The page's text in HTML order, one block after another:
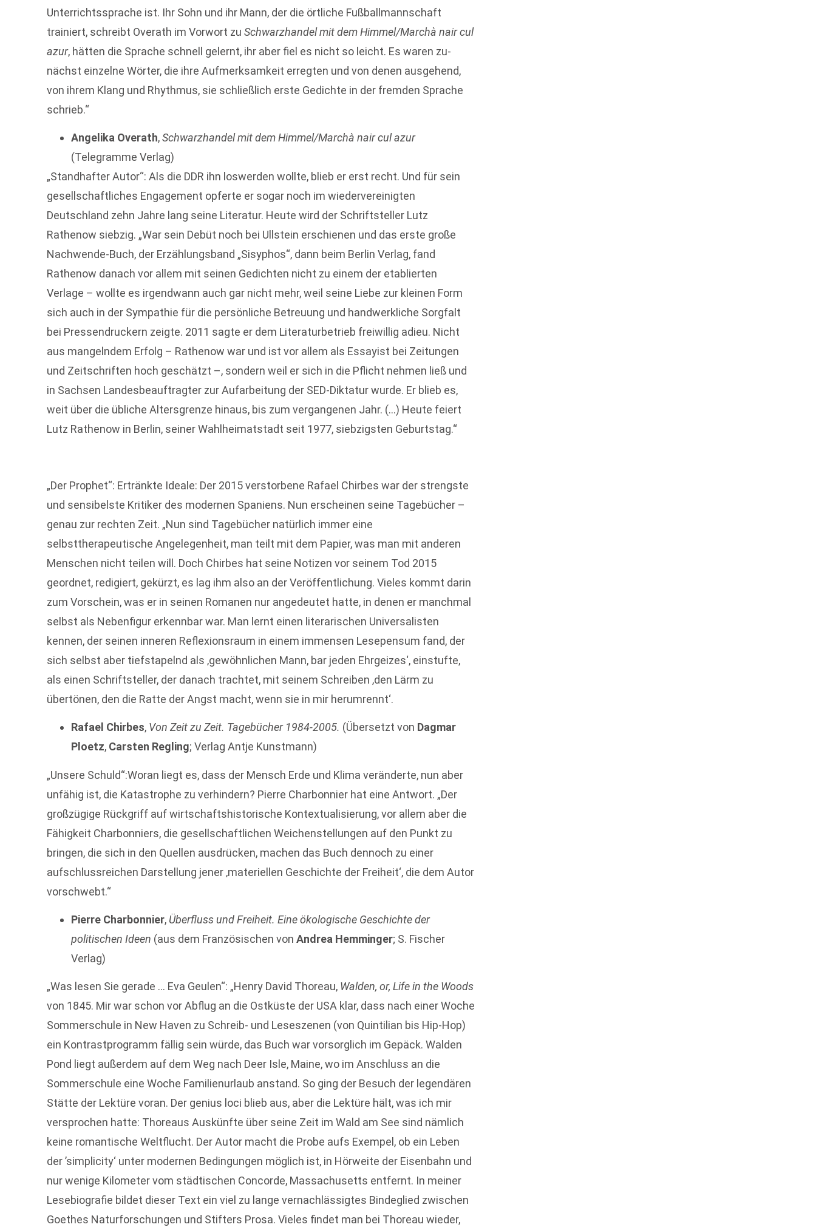
Unterrichtssprache ist. Ihr Sohn und ihr Mann, der die örtliche Fußballmannschaft
trainiert, schreibt Overath im Vorwort zuSchwarzhandel mit dem Himmel/Marchà nair cul
azur, hätten die Sprache schnell gelernt, ihr aber fiel es nicht so leicht. Es waren zu­
nächst einzelne Wörter, die ihre Aufmerksamkeit erregten und von denen ausgehend,
von ihrem Klang und Rhythmus, sie schließlich erste Gedichte in der fremden Sprache
schrieb.“
Angelika Overath,Schwarzhandel mit dem Himmel/Marchà nair cul azur
(Telegramme Verlag)
„Standhafter Autor“: Als die DDR ihn loswerden wollte, blieb er erst recht. Und für sein
gesellschaftliches Engagement opferte er sogar noch im wiedervereinigten
Deutschland zehn Jahre lang seine Literatur. Heute wird der Schriftsteller Lutz
Rathenow siebzig. „War sein Debüt noch bei Ullstein erschienen und das erste große
Nachwende-Buch, der Erzählungsband „Sisyphos“, dann beim Berlin Verlag, fand
Rathenow danach vor allem mit seinen Gedichten nicht zu einem der eta­blierten
Verlage – wollte es irgendwann auch gar nicht mehr, weil seine Liebe zur kleinen Form
sich auch in der Sympathie für die persönliche Betreuung und handwerkliche Sorgfalt
bei Pressendruckern zeigte. 2011 sagte er dem Literaturbetrieb freiwillig adieu. Nicht
aus mangelndem Erfolg – Rathenow war und ist vor allem als Essayist bei Zeitungen
und Zeitschriften hoch geschätzt –, sondern weil er sich in die Pflicht nehmen ließ und
in Sachsen Landesbeauftragter zur Aufarbeitung der SED-Diktatur wurde. Er blieb es,
weit über die üb­liche Altersgrenze hinaus, bis zum vergangenen Jahr. (…) Heute feiert
Lutz Rathenow in Berlin, seiner Wahlheimatstadt seit 1977, siebzigsten Geburtstag.“
„Der Prophet“: Ertränkte Ideale: Der 2015 verstorbene Rafael Chirbes war der strengste
und sensibelste Kritiker des modernen Spaniens. Nun erscheinen seine Tagebücher –
genau zur rechten Zeit. „Nun sind Tagebücher natürlich immer eine
selbsttherapeutische Angelegenheit, man teilt mit dem Papier, was man mit anderen
Menschen nicht teilen will. Doch Chirbes hat seine Notizen vor seinem Tod 2015
geordnet, redigiert, gekürzt, es lag ihm also an der Veröffentlichung. Vieles kommt darin
zum Vorschein, was er in seinen Romanen nur angedeutet hatte, in denen er manchmal
selbst als Nebenfigur erkennbar war. Man lernt einen literarischen Universalisten
kennen, der seinen inneren Reflexionsraum in einem immensen Lesepensum fand, der
sich selbst aber tiefstapelnd als ‚gewöhnlichen Mann, bar jeden Ehrgeizes‘, einstufte,
als einen Schriftsteller, der danach trachtet, mit seinem Schreiben ‚den Lärm zu
übertönen, den die Ratte der Angst macht, wenn sie in mir herumrennt‘.
Rafael Chirbes, Von Zeit zu Zeit. Tagebücher 1984-2005. (Übersetzt von Dagmar
Ploetz, Carsten Regling; Verlag Antje Kunstmann)
„Unsere Schuld“:Woran liegt es, dass der Mensch Erde und Klima veränderte, nun aber
unfähig ist, die Katastrophe zu verhindern? Pierre Charbonnier hat eine Antwort. „Der
großzügige Rückgriff auf wirtschaftshistorische Kontextualisierung, vor allem aber die
Fähigkeit Charbonniers, die gesellschaftlichen Weichenstellungen auf den Punkt zu
bringen, die sich in den Quellen ausdrücken, machen das Buch dennoch zu einer
aufschlussreichen Darstellung jener ‚materiellen Geschichte der Freiheit‘, die dem Autor
vorschwebt.“
Pierre Charbonnier, Überfluss und Freiheit. Eine ökologische Geschichte der
politischen Ideen (aus dem Französischen vonAndrea Hemminger; S. Fischer
Verlag)
„Was lesen Sie gerade … Eva Geulen“: „Henry David Thoreau, Walden, or, Life in the Woods
von 1845. Mir war schon vor Abflug an die Ostküste der USA klar, dass nach einer Woche
Sommerschule in New Haven zu Schreib- und Leseszenen (von Quintilian bis Hip-Hop)
ein Kontrastprogramm fällig sein würde, das Buch war vorsorglich im Gepäck. Walden
Pond liegt außerdem auf dem Weg nach Deer Isle, Maine, wo im Anschluss an die
Sommerschule eine Woche Familienurlaub anstand. So ging der Besuch der legendären
Stätte der Lektüre voran. Der genius loci blieb aus, aber die Lektüre hält, was ich mir
versprochen hatte: Thoreaus Auskünfte über seine Zeit im Wald am See sind nämlich
keine romantische Weltflucht. Der Autor macht die Probe aufs Exempel, ob ein Leben
der ’simplicity‘ unter modernen Bedingungen möglich ist, in Hörweite der Eisenbahn und
nur wenige Kilometer vom städtischen Concorde, Massachusetts entfernt. In meiner
Lesebiografie bildet dieser Text ein viel zu lange vernachlässigtes Bindeglied zwischen
Goethes Naturforschungen und Stifters Prosa. Vieles findet man bei Thoreau wieder,